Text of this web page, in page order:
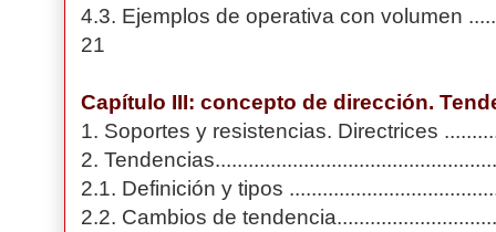
4.3. Ejemplos de operativa con volumen
21
Capítulo III: concepto de dirección.
1. Soportes y resistencias. Directrices
2.
2.1. Definición y tipos
2.2. Cambios de